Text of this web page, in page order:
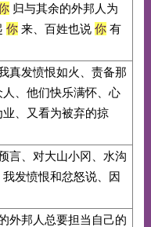
归与其余的外邦人为
你来、百姓也说 你有
真发愤恨如火、责备那
、他们快乐满怀、心
、又看为被弃的掠
言、对大山小冈、水沟
发愤恨和忿怒说、因
外邦人总要担当自己的